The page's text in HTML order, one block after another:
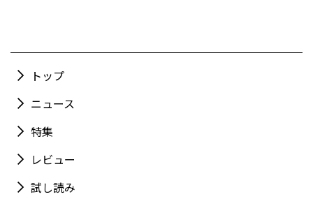
トップ
ニュース
特集
レビュー
試し読み